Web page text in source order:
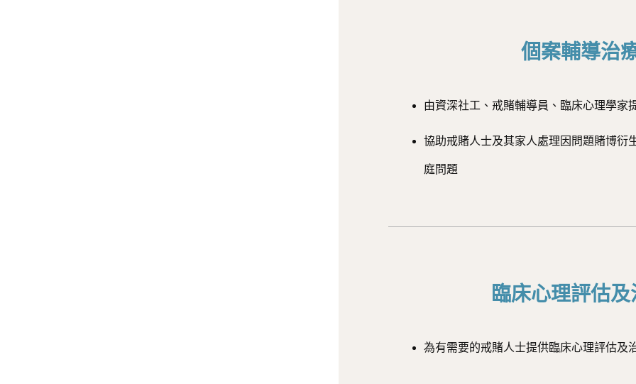
個案輔導治
由資深社工、戒賭輔導員、臨床心理學家
協助戒賭人士及其家人處理因問題賭博衍
庭問題
臨床心理評估及
為有需要的戒賭人士提供臨床心理評估及